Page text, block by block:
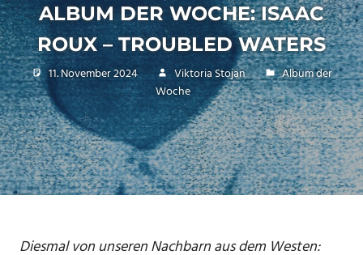
ALBUM DER WOCHE: ISAAC
ROUX – TROUBLED WATERS
11. November 2024 Viktoria Stojan
Album der
Woche
Diesmal von unseren Nachbarn aus dem Westen: